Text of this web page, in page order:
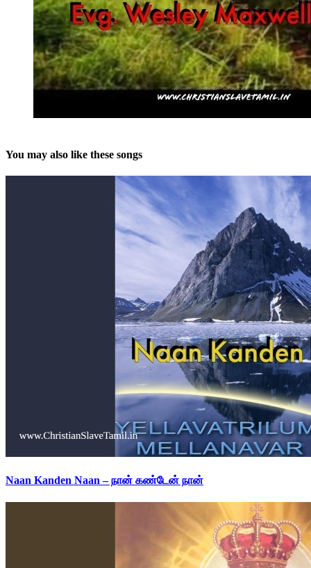
You may also like these songs
Naan Kanden Naan – நான் கண்டேன் நான்